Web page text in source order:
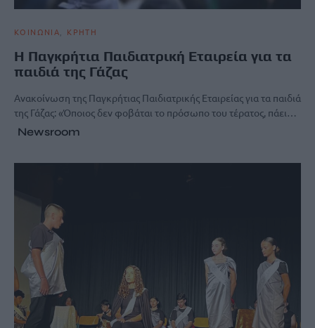
ΚΟΙΝΩΝΙΑ ΚΡΗΤΗ
Η Παγκρήτια Παιδιατρική Εταιρεία για τα
παιδιά της Γάζας
Ανακοίνωση της Παγκρήτιας Παιδιατρικής Εταιρείας για τα παιδιά
της Γάζας: «Όποιος δεν φοβάται το πρόσωπο του τέρατος, πάει…
Newsroom